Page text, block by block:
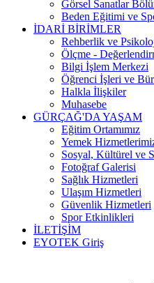
Görsel Sanatlar
Beden Eğitimi ve
İDARİ BİRİMLER
Rehberlik ve
Ölçme -
Bilgi İşlem Merkezi
Öğrenci İşleri ve
Halkla İlişkiler
Muhasebe
GÜRÇAĞ'DA YAŞAM
Eğitim Ortamımız
Yemek
Sosyal, Kültürel ve
Fotoğraf Galerisi
Sağlık Hizmetleri
Ulaşım Hizmetleri
Güvenlik Hizmetleri
Spor Etkinlikleri
İLETİŞİM
EYOTEK Giriş